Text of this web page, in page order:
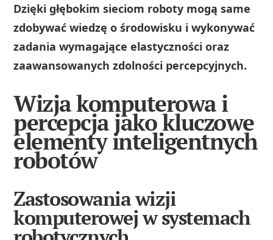
Dzięki głębokim sieciom roboty mogą same
zdobywać wiedzę o środowisku i wykonywać
zadania wymagające elastyczności oraz
zaawansowanych zdolności percepcyjnych.
Wizja komputerowa i
percepcja jako kluczowe
elementy inteligentnych
robotów
Zastosowania wizji
komputerowej w systemach